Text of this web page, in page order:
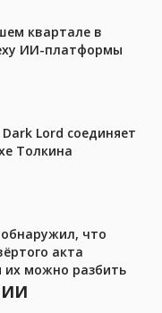
квартале в
ИИ-платформы
Lord соединяет
Толкина
что
акта
их можно разбить